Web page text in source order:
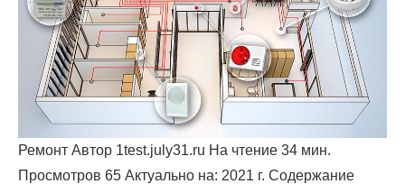
Ремонт Автор 1test.july31.ru На чтение 34 мин.
Просмотров 65 Актуально на: 2021 г. Содержание